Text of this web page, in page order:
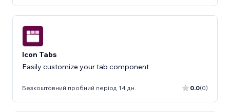
Icon Tabs
Easily customize your tab component
Безкоштовний пробний період 14 дн. 0.0(0)